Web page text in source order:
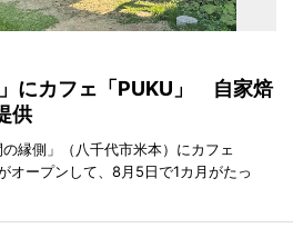
にカフェ「PUKU」 自家焙
供
縁側」（八千代市米本）にカフェ
オープンして、8月5日で1カ月がたっ